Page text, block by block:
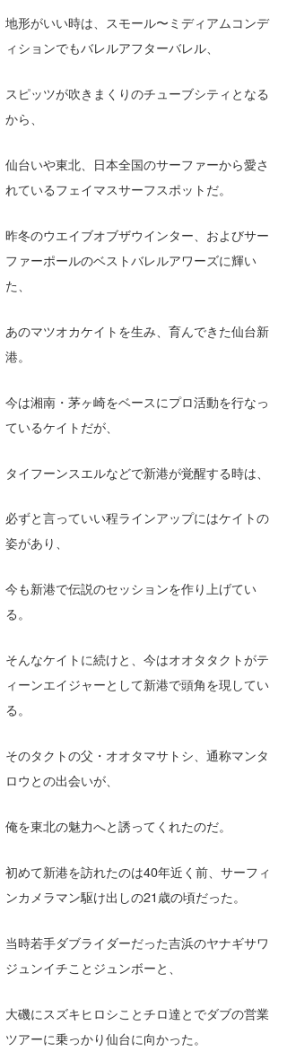
地形がいい時は、スモール〜ミディアムコンデ
ィションでもバレルアフターバレル、
スピッツが吹きまくりのチューブシティとなる
から、
仙台いや東北、日本全国のサーファーから愛さ
れているフェイマスサーフスポットだ。
昨冬のウエイブオブザウインター、およびサー
ファーポールのベストバレルアワーズに輝い
た、
あのマツオカケイトを生み、育んできた仙台新
港。
今は湘南・茅ヶ崎をベースにプロ活動を行なっ
ているケイトだが、
タイフーンスエルなどで新港が覚醒する時は、
必ずと言っていい程ラインアップにはケイトの
姿があり、
今も新港で伝説のセッションを作り上げてい
る。
そんなケイトに続けと、今はオオタタクトがテ
ィーンエイジャーとして新港で頭角を現してい
る。
そのタクトの父・オオタマサトシ、通称マンタ
ロウとの出会いが、
俺を東北の魅力へと誘ってくれたのだ。
初めて新港を訪れたのは40年近く前、サーフィ
ンカメラマン駆け出しの21歳の頃だった。
当時若手ダブライダーだった吉浜のヤナギサワ
ジュンイチことジュンボーと、
大磯にスズキヒロシことチロ達とでダブの営業
ツアーに乗っかり仙台に向かった。
小川予報士
上條将美
SancheZ
米山予報士
Mr.K
chappy
Romisea